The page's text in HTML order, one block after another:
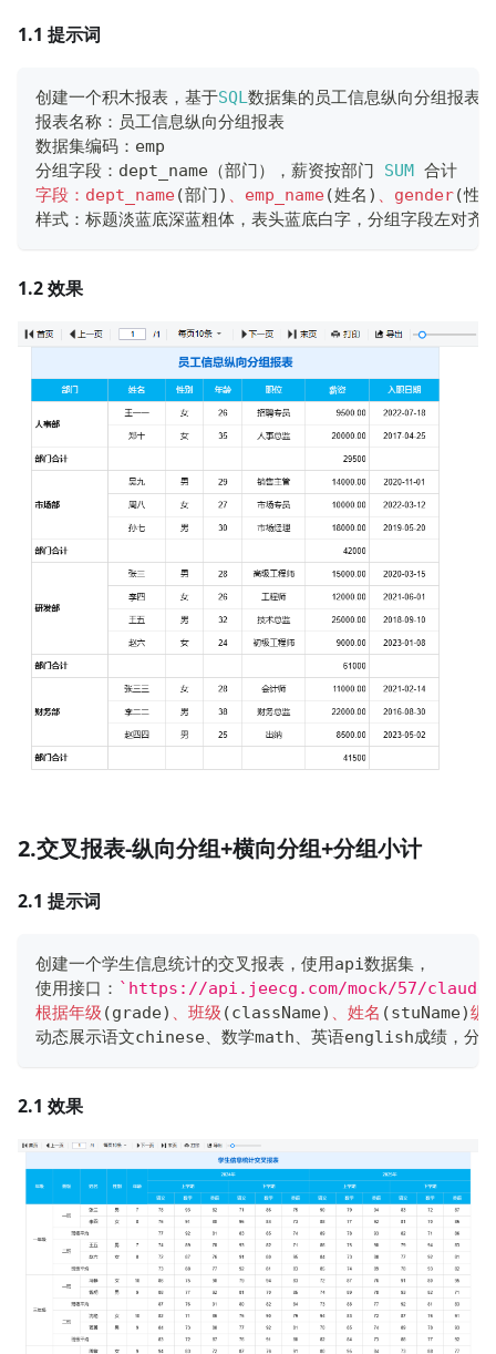
1.1 提示词
创建一个积木报表，基于SQL数据集的
报表名称：员
数据集
分组字段：dept_name（部门），薪资按部门 SUM
字段：dept_name(部门 ) 、emp_name(姓名 ) 、gender(性别
样式：标题淡蓝底深蓝粗体，表头蓝底白字，分组字段左对齐
1.2 效果
2.交叉报表-纵向分组+横向分组+分组小计
2.1 提示词
创建一个学生信息统计的交叉报表，使用api数据集，
使用接口： ` https://api.jeecg.com/mock/57/
根据年级 (grade) 、班级 (className) 、姓名 (stuName)纵
动态展示语文chinese、数学math、英语english成绩，分组
2.1 效果